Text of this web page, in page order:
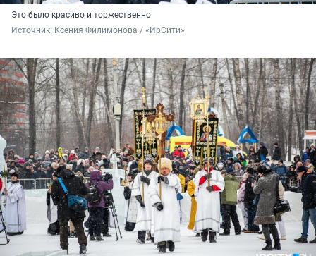
Это было красиво и торжественно
Источник: Ксения Филимонова / «ИрСити»